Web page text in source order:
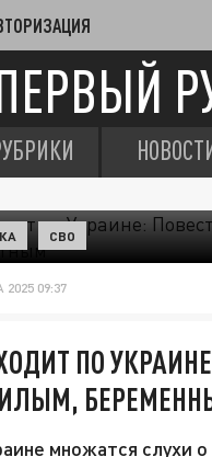
СВО
09:37
ПО
множатся слухи